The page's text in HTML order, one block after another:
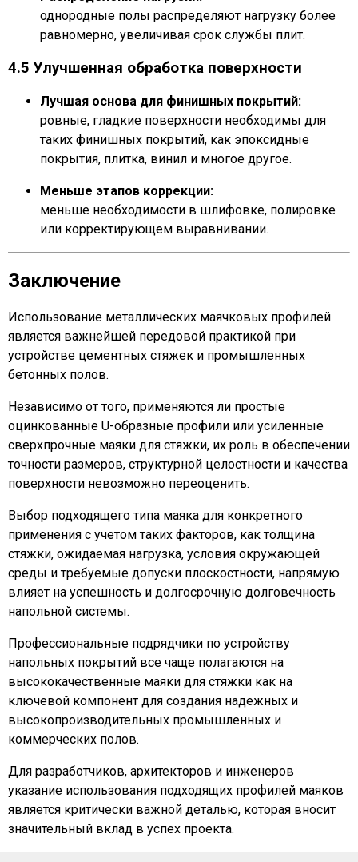
однородные полы распределяют нагрузку более
равномерно, увеличивая срок службы плит.
4.5 Улучшенная обработка поверхности
Лучшая основа для финишных покрытий:
ровные, гладкие поверхности необходимы для
таких финишных покрытий, как эпоксидные
покрытия, плитка, винил и многое другое.
Меньше этапов коррекции:
меньше необходимости в шлифовке, полировке
или корректирующем выравнивании.
Заключение
Использование металлических маячковых профилей
является важнейшей передовой практикой при
устройстве цементных стяжек и промышленных
бетонных полов.
Независимо от того, применяются ли простые
оцинкованные U-образные профили или усиленные
сверхпрочные маяки для стяжки, их роль в обеспечении
точности размеров, структурной целостности и качества
поверхности невозможно переоценить.
Выбор подходящего типа маяка для конкретного
применения с учетом таких факторов, как толщина
стяжки, ожидаемая нагрузка, условия окружающей
среды и требуемые допуски плоскостности, напрямую
влияет на успешность и долгосрочную долговечность
напольной системы.
Профессиональные подрядчики по устройству
напольных покрытий все чаще полагаются на
высококачественные маяки для стяжки как на
ключевой компонент для создания надежных и
высокопроизводительных промышленных и
коммерческих полов.
Для разработчиков, архитекторов и инженеров
указание использования подходящих профилей маяков
является критически важной деталью, которая вносит
значительный вклад в успех проекта.